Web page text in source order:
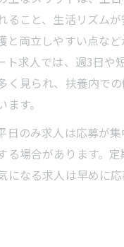
ること、生活リズム
と両立しやすい点な
ト求人では、週3日や
く見られ、扶養内で
す。
日のみ求人は応募が
る場合があります。
になる求人は早めに